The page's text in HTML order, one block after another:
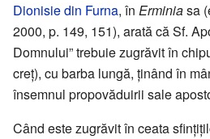
Dionisie din Furna, în Erminiasa
2000, p. 149, 151), arată că Sf.
Domnului” trebuie zugrăvit în
creț), cu barba lungă, ținând în
însemnul propovăduirii sale
Când este zugrăvit în ceata